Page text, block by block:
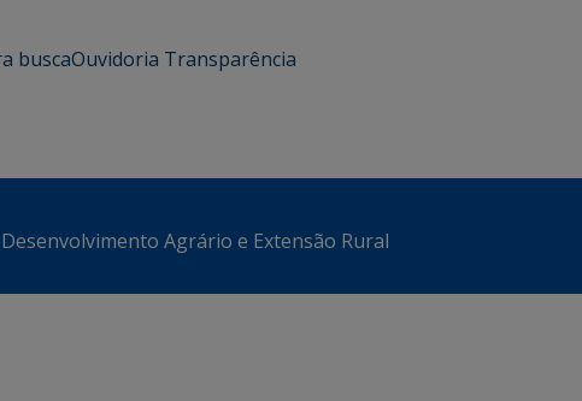
buscaOuvidoria Transparência
Agrário e Extensão Rural